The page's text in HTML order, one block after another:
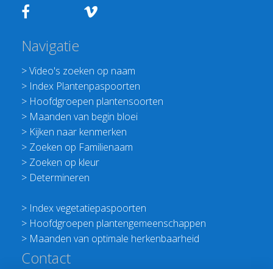
Navigatie
>Video's zoeken op naam
> Index Plantenpaspoorten
> Hoofdgroepen plantensoorten
> Maanden van begin bloei
> Kijken naar kenmerken
> Zoeken op Familienaam
> Zoeken op kleur
> Determineren
> Index vegetatiepaspoorten
> Hoofdgroepen plantengemeenschappen
> Maanden van optimale herkenbaarheid
Contact